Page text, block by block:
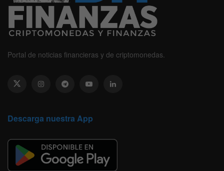
Portal de noticias financieras y de criptomonedas.
Descarga nuestra App